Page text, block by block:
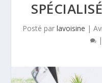
Posté par lavoisine |
|